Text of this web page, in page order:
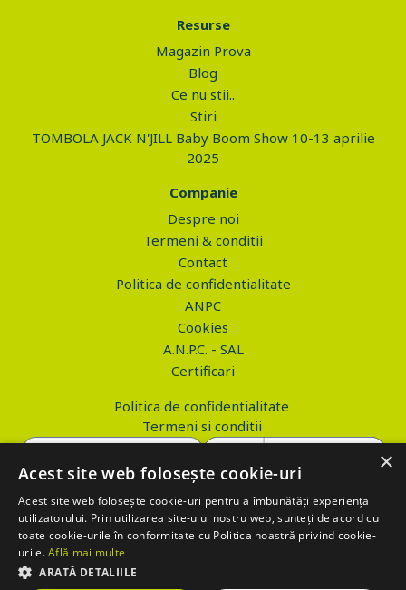
Resurse
Magazin Prova
Blog
Ce nu stii..
Stiri
TOMBOLA JACK N'JILL Baby Boom Show 10-13 aprilie
2025
Companie
Despre noi
Termeni & conditii
Contact
Politica de confidentialitate
ANPC
Cookies
A.N.P.C. - SAL
Certificari
Politica de confidentialitate
Termeni si conditii
Copyright © 2026 PROVA.ro
$('.btn_gdpr').click(function() { //alert('test'); var values='';
values+='action=accept-gdpr'; $.ajax({ method: "POST", url:
×
Acest site web folosește cookie-uri
Acest site web folosește cookie-uri pentru a îmbunătăți experiența
utilizatorului. Prin utilizarea site-ului nostru web, sunteți de acord cu
toate cookie-urile în conformitate cu Politica noastră privind cookie-
urile.Află mai multe
ARATĂ DETALIILE